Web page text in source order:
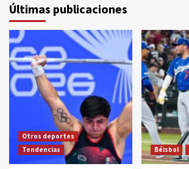
Últimas publicaciones
Otros deportes
Tendencias
Béisbol